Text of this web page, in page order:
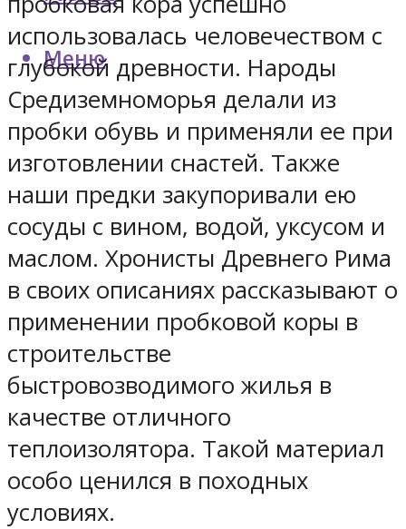
Меню
использовалась человечеством с
глубокой древности. Народы
Средиземноморья делали из
пробки обувь и применяли ее при
изготовлении снастей. Также
наши предки закупоривали ею
сосуды с вином, водой, уксусом и
маслом. Хронисты Древнего Рима
в своих описаниях рассказывают о
применении пробковой коры в
строительстве
быстровозводимого жилья в
качестве отличного
теплоизолятора. Такой материал
особо ценился в походных
условиях.